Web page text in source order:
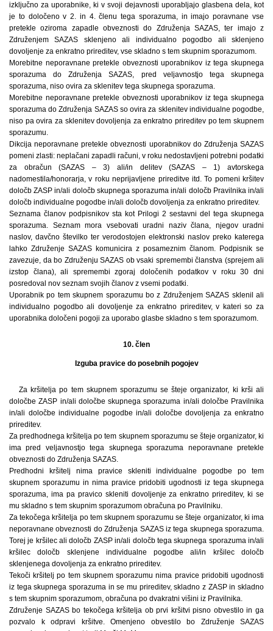
izključno za uporabnike, ki v svoji dejavnosti uporabljajo glasbena dela, kot
je to določeno v 2. in 4. členu tega sporazuma, in imajo poravnane vse
pretekle oziroma zapadle obveznosti do Združenja SAZAS, ter imajo z
Združenjem SAZAS sklenjeno ali individualno pogodbo ali sklenjeno
dovoljenje za enkratno prireditev, vse skladno s tem skupnim sporazumom.
Morebitne neporavnane pretekle obveznosti uporabnikov iz tega skupnega
sporazuma do Združenja SAZAS, pred veljavnostjo tega skupnega
sporazuma, niso ovira za sklenitev tega skupnega sporazuma.
Morebitne neporavnane pretekle obveznosti uporabnikov iz tega skupnega
sporazuma do Združenja SAZAS so ovira za sklenitev individualne pogodbe,
niso pa ovira za sklenitev dovoljenja za enkratno prireditev po tem skupnem
sporazumu.
Dikcija neporavnane pretekle obveznosti uporabnikov do Združenja SAZAS
pomeni zlasti: neplačani zapadli računi, v roku nedostavljeni potrebni podatki
za obračun (SAZAS – 3) ali/in delitev (SAZAS – 1) avtorskega
nadomestila/honorarja, v roku neprijavljene prireditve itd. To pomeni kršitev
določb ZASP in/ali določb skupnega sporazuma in/ali določb Pravilnika in/ali
določb individualne pogodbe in/ali določb dovoljenja za enkratno prireditev.
Seznama članov podpisnikov sta kot Prilogi 2 sestavni del tega skupnega
sporazuma. Seznam mora vsebovati uradni naziv člana, njegov uradni
naslov, davčno številko ter verodostojen elektronski naslov preko katerega
lahko Združenje SAZAS komunicira z posameznim članom. Podpisnik se
zavezuje, da bo Združenju SAZAS ob vsaki spremembi članstva (sprejem ali
izstop člana), ali spremembi zgoraj določenih podatkov v roku 30 dni
posredoval nov seznam svojih članov z vsemi podatki.
Uporabnik po tem skupnem sporazumu bo z Združenjem SAZAS sklenil ali
individualno pogodbo ali dovoljenje za enkratno prireditev, v kateri so za
uporabnika določeni pogoji za uporabo glasbe skladno s tem sporazumom.
10. člen
Izguba pravice do posebnih pogojev
Za kršitelja po tem skupnem sporazumu se šteje organizator, ki krši ali
določbe ZASP in/ali določbe skupnega sporazuma in/ali določbe Pravilnika
in/ali določbe individualne pogodbe in/ali določbe dovoljenja za enkratno
prireditev.
Za predhodnega kršitelja po tem skupnem sporazumu se šteje organizator, ki
ima pred veljavnostjo tega skupnega sporazuma neporavnane pretekle
obveznosti do Združenja SAZAS.
Predhodni kršitelj nima pravice skleniti individualne pogodbe po tem
skupnem sporazumu in nima pravice pridobiti ugodnosti iz tega skupnega
sporazuma, ima pa pravico skleniti dovoljenje za enkratno prireditev, ki se
mu skladno s tem skupnim sporazumom obračuna po Pravilniku.
Za tekočega kršitelja po tem skupnem sporazumu se šteje organizator, ki ima
neporavnane obveznosti do Združenja SAZAS iz tega skupnega sporazuma.
Torej je kršilec ali določb ZASP in/ali določb tega skupnega sporazuma in/ali
kršilec določb sklenjene individualne pogodbe ali/in kršilec določb
sklenjenega dovoljenja za enkratno prireditev.
Tekoči kršitelj po tem skupnem sporazumu nima pravice pridobiti ugodnosti
iz tega skupnega sporazuma in se mu prireditev, skladno z ZASP in skladno
s tem skupnim sporazumom, obračuna po dvakratni višini iz Pravilnika.
Združenje SAZAS bo tekočega kršitelja ob prvi kršitvi pisno obvestilo in ga
pozvalo k odpravi kršitve. Omenjeno obvestilo bo Združenje SAZAS